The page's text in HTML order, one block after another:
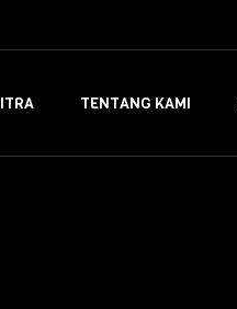
TENTANG KAMI